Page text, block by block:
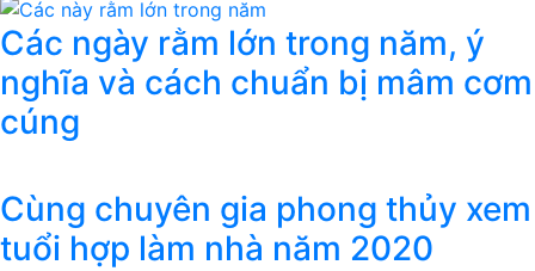
Các ngày rằm lớn trong năm, ý
nghĩa và cách chuẩn bị mâm cơm
cúng
Cùng chuyên gia phong thủy xem
tuổi hợp làm nhà năm 2020